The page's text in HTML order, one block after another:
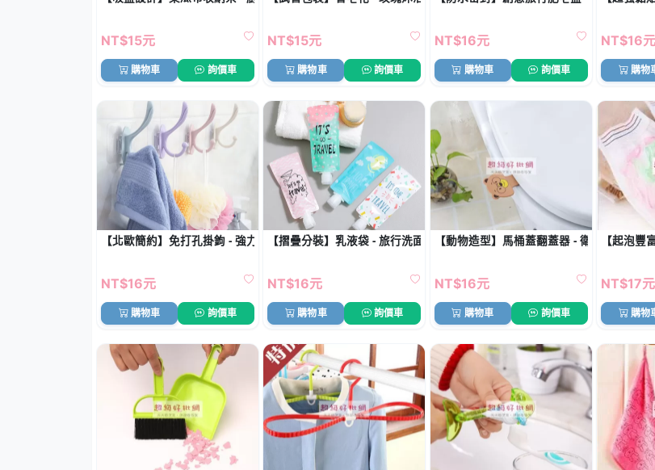
NT$15元
購物車 詢價車
NT$15元
購物車 詢價車
NT$16元
購物車 詢價車
NT$16元
購物
【北歐簡約】免打孔掛鉤 - 強力無痕衣帽架
NT$16元
購物車 詢價車
【摺疊分裝】乳液袋 - 旅行洗面乳沐浴收納
NT$16元
購物車 詢價車
【動物造型】馬桶蓋翻蓋器 - 衛生防髒手小
NT$16元
購物車 詢價車
【起泡豐
NT$17元
購物